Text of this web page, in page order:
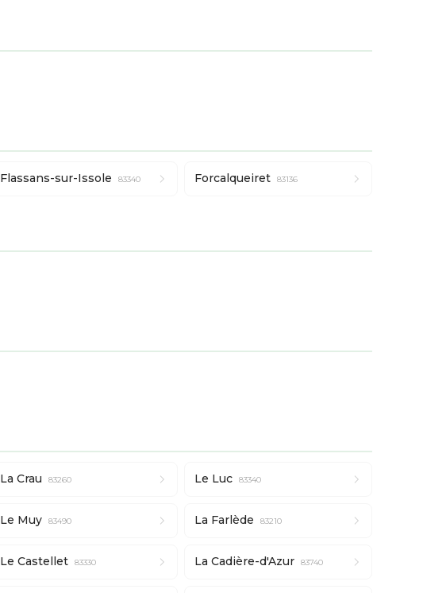
Flassans-sur-Issole 83340 Forcalqueiret 83136
La Crau 83260 Le Luc 83340
Le Muy 83490 La Farlède 83210
Le Castellet 83330 La Cadière-d'Azur 83740